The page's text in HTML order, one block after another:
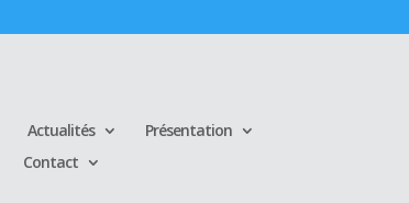
Actualités
Présentation
Contact